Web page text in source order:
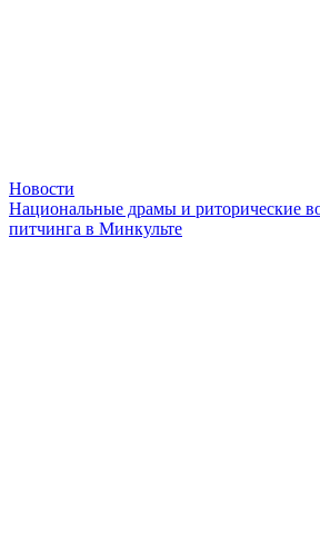
Новости
Национальные драмы и риторические
питчинга в Минкульте